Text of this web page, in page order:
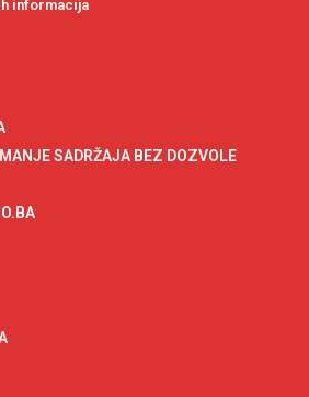
informacija
SADRŽAJA BEZ DOZVOLE